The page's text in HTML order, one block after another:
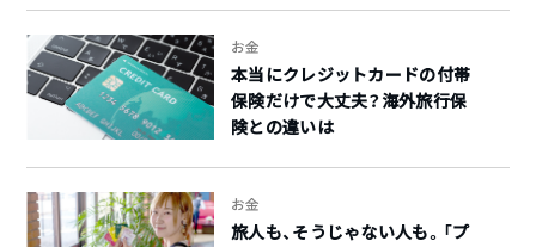
お金
本当にクレジットカードの付帯
保険だけで大丈夫？海外旅行保
険との違いは
お金
旅人も、そうじゃない人も。「プ